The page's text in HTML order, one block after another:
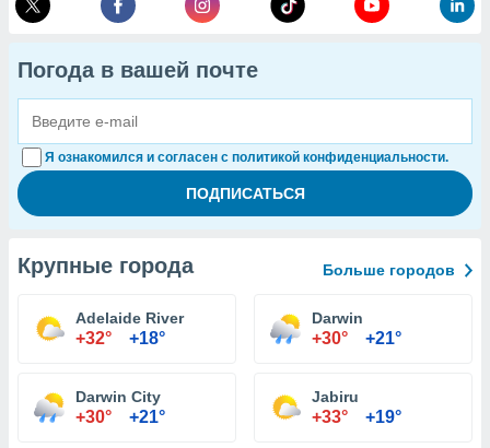
Погода в вашей почте
Я ознакомился и согласен с политикой конфиденциальности.
Крупные города Больше городов
Adelaide River
+32° +18°
Darwin
+30° +21°
Darwin City
+30° +21°
Jabiru
+33° +19°